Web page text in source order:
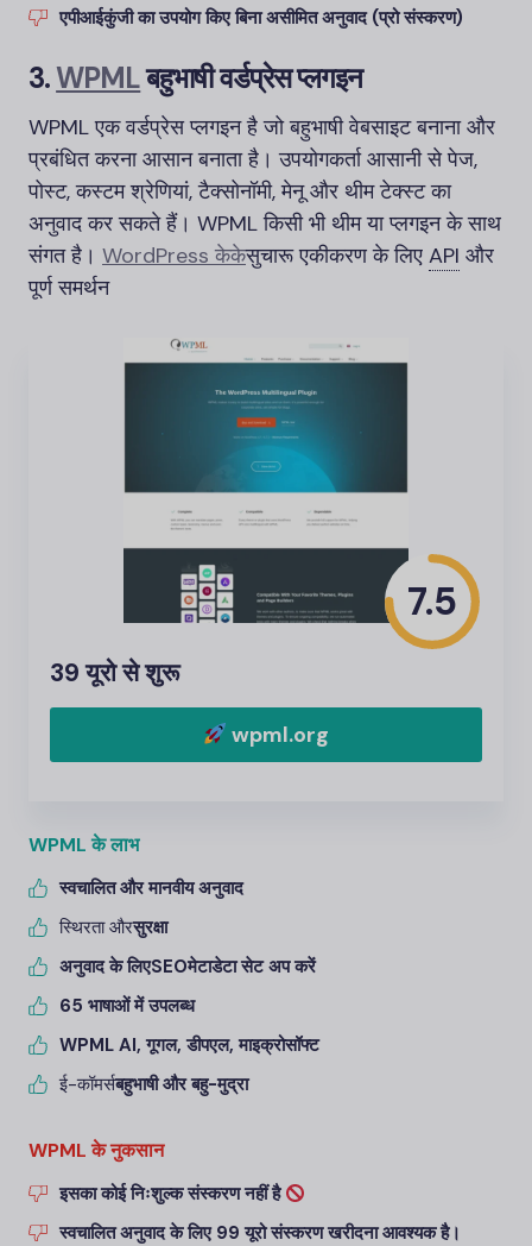
एपीआईकुंजी का उपयोग किए बिना असीमित अनुवाद (प्रो संस्करण)
3.WPMLबहुभाषी वर्डप्रेस प्लगइन
WPML एक वर्डप्रेस प्लगइन है जो बहुभाषी वेबसाइट बनाना और
प्रबंधित करना आसान बनाता है। उपयोगकर्ता आसानी से पेज,
पोस्ट, कस्टम श्रेणियां, टैक्सोनॉमी, मेनू और थीम टेक्स्ट का
अनुवाद कर सकते हैं। WPML किसी भी थीम या प्लगइन के साथ
संगत है। WordPress केकेसुचारू एकीकरण के लिए API और
पूर्ण समर्थन
7.5
39 यूरो से शुरू
wpml.org
WPML के लाभ
स्वचालित और मानवीय अनुवाद
स्थिरता औरसुरक्षा
अनुवाद के लिएSEOमेटाडेटा सेट अप करें
65 भाषाओं में उपलब्ध
WPML AI, गूगल, डीपएल, माइक्रोसॉफ्ट
ई-कॉमर्सबहुभाषी और बहु-मुद्रा
WPML के नुकसान
इसका कोई निःशुल्क संस्करण नहीं है
स्वचालित अनुवाद के लिए 99 यूरो संस्करण खरीदना आवश्यक है।